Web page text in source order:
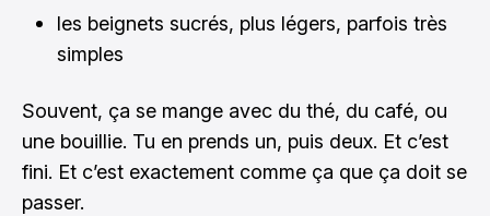
les beignets sucrés, plus légers, parfois très
simples
Souvent, ça se mange avec du thé, du café, ou
une bouillie. Tu en prends un, puis deux. Et c’est
fini. Et c’est exactement comme ça que ça doit se
passer.